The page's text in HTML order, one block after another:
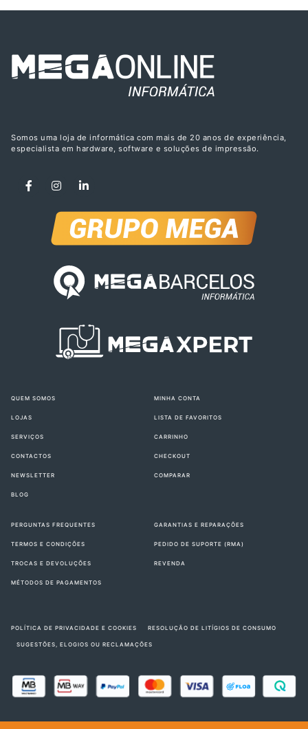
Somos uma loja de informática com mais de 20 anos de experiência,
especialista em hardware, software e soluções de impressão.
QUEM SOMOS
LOJAS
SERVIÇOS
CONTACTOS
NEWSLETTER
BLOG
MINHA CONTA
LISTA DE FAVORITOS
CARRINHO
CHECKOUT
COMPARAR
PERGUNTAS FREQUENTES
TERMOS E CONDIÇÕES
TROCAS E DEVOLUÇÕES
MÉTODOS DE PAGAMENTOS
GARANTIAS E REPARAÇÕES
PEDIDO DE SUPORTE (RMA)
REVENDA
POLÍTICA DE PRIVACIDADE E COOKIES RESOLUÇÃO DE LITÍGIOS DE CONSUMO
SUGESTÕES, ELOGIOS OU RECLAMAÇÕES